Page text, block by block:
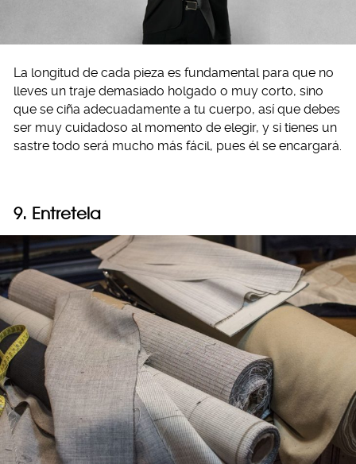
La longitud de cada pieza es fundamental para que no
lleves un traje demasiado holgado o muy corto, sino
que se ciña adecuadamente a tu cuerpo, así que debes
ser muy cuidadoso al momento de elegir, y si tienes un
sastre todo será mucho más fácil, pues él se encargará.
9. Entretela